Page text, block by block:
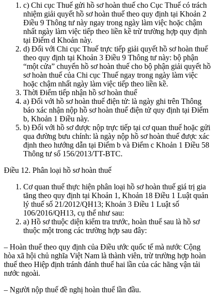
c) Chi cục Thuế gửi hồ sơ hoàn thuế cho Cục Thuế có trách
nhiệm giải quyết hồ sơ hoàn thuế theo quy định tại Khoản 2
Điều 9 Thông tư này ngay trong ngày làm việc hoặc chậm
nhất ngày làm việc tiếp theo liền kề trừ trường hợp quy định
tại Điểm d Khoản này.
d) Đối với Chi cục Thuế trực tiếp giải quyết hồ sơ hoàn thuế
theo quy định tại Khoản 3 Điều 9 Thông tư này: bộ phận
“một cửa” chuyển hồ sơ hoàn thuế cho bộ phận giải quyết hồ
sơ hoàn thuế của Chi cục Thuế ngay trong ngày làm việc
hoặc chậm nhất ngày làm việc tiếp theo liền kề.
Thời Điểm tiếp nhận hồ sơ hoàn thuế
a) Đối với hồ sơ hoàn thuế điện tử: là ngày ghi trên Thông
báo xác nhận nộp hồ sơ hoàn thuế điện tử quy định tại Điểm
b, Khoản 1 Điều này.
b) Đối với hồ sơ được nộp trực tiếp tại cơ quan thuế hoặc gửi
qua đường bưu chính: là ngày nộp hồ sơ hoàn thuế được xác
định theo hướng dẫn tại Điểm b và Điểm c Khoản 1 Điều 58
Thông tư số 156/2013/TT-BTC.
Điều 12. Phân loại hồ sơ hoàn thuế
Cơ quan thuế thực hiện phân loại hồ sơ hoàn thuế giá trị gia
tăng theo quy định tại Khoản 1, Khoản 18 Điều 1 Luật quản
lý thuế số 21/2012/QH13; Khoản 3 Điều 1 Luật số
106/2016/QH13, cụ thể như sau:
a) Hồ sơ thuộc diện kiểm tra trước, hoàn thuế sau là hồ sơ
thuộc một trong các trường hợp sau đây:
– Hoàn thuế theo quy định của Điều ước quốc tế mà nước Cộng
hòa xã hội chủ nghĩa Việt Nam là thành viên, trừ trường hợp hoàn
thuế theo Hiệp định tránh đánh thuế hai lần của các hãng vận tải
nước ngoài.
– Người nộp thuế đề nghị hoàn thuế lần đầu.